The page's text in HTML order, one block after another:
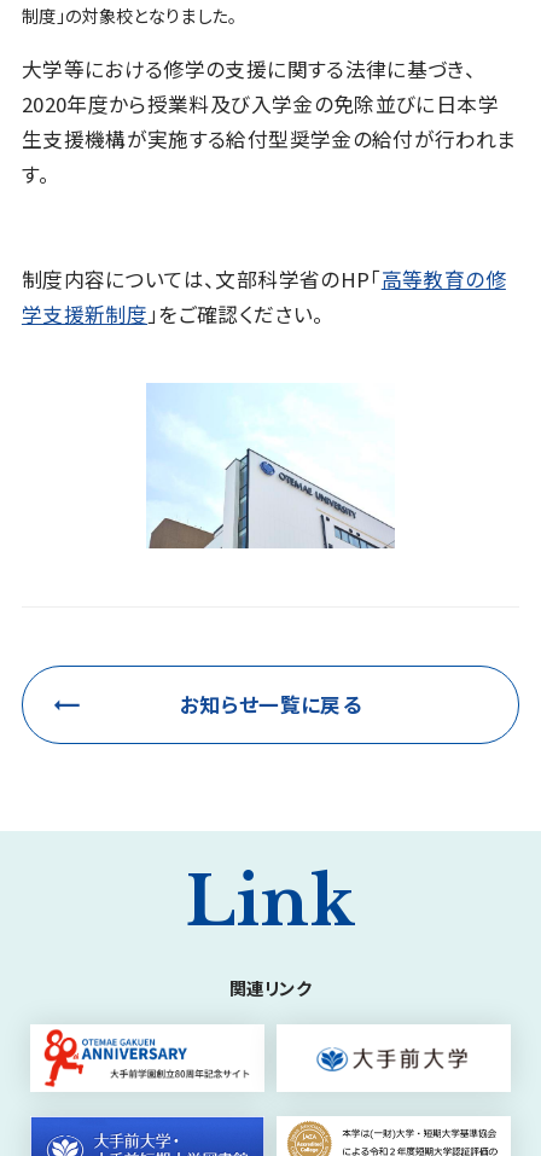
制度」の対象校となりました。
大学等における修学の支援に関する法律に基づき、
2020年度から授業料及び入学金の免除並びに日本学
生支援機構が実施する給付型奨学金の給付が行われま
す。
制度内容については、文部科学省のHP「高等教育の修
学支援新制度」をご確認ください。
お知らせ一覧に戻る
Link
関連リンク